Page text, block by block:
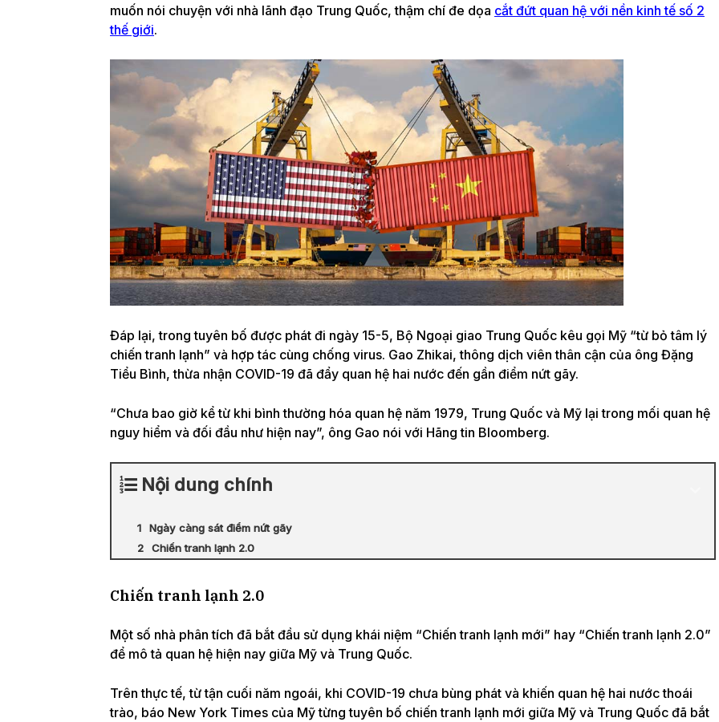
muốn nói chuyện với nhà lãnh đạo Trung Quốc, thậm chí đe dọa cắt đứt quan hệ với nền kinh tế số 2
thế giới.
Đáp lại, trong tuyên bố được phát đi ngày 15-5, Bộ Ngoại giao Trung Quốc kêu gọi Mỹ “từ bỏ tâm lý
chiến tranh lạnh” và hợp tác cùng chống virus. Gao Zhikai, thông dịch viên thân cận của ông Đặng
Tiểu Bình, thừa nhận COVID-19 đã đẩy quan hệ hai nước đến gần điểm nứt gãy.
“Chưa bao giờ kể từ khi bình thường hóa quan hệ năm 1979, Trung Quốc và Mỹ lại trong mối quan hệ
nguy hiểm và đối đầu như hiện nay”, ông Gao nói với Hãng tin Bloomberg.
Nội dung chính
Ngày càng sát điểm nứt gãy
Chiến tranh lạnh 2.0
Chiến tranh lạnh 2.0
Một số nhà phân tích đã bắt đầu sử dụng khái niệm “Chiến tranh lạnh mới” hay “Chiến tranh lạnh 2.0”
để mô tả quan hệ hiện nay giữa Mỹ và Trung Quốc.
Trên thực tế, từ tận cuối năm ngoái, khi COVID-19 chưa bùng phát và khiến quan hệ hai nước thoái
trào, báo New York Times của Mỹ từng tuyên bố chiến tranh lạnh mới giữa Mỹ và Trung Quốc đã bắt